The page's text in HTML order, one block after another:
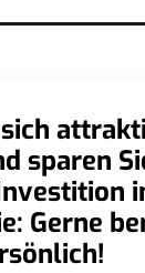
sparen
Gerne